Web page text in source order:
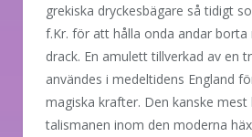
grekiska dryckesbägare så tidigt
f.Kr. för att hålla onda andar borta
drack. En amulett tillverkad av en
användes i medeltidens England
magiska krafter. Den kanske mest
talismanen inom den moderna